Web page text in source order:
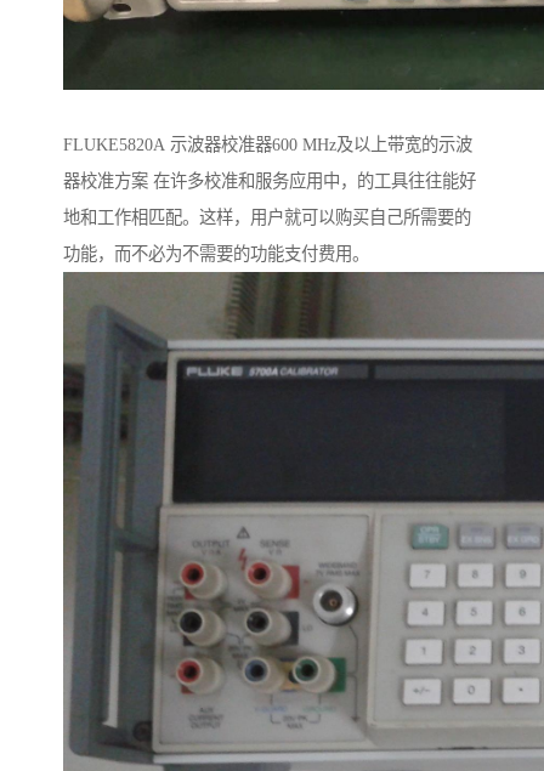
FLUKE5820A 示波器校准器600 MHz及以上带宽的示波
器校准方案 在许多校准和服务应用中，的工具往往能好
地和工作相匹配。这样，用户就可以购买自己所需要的
功能，而不必为不需要的功能支付费用。